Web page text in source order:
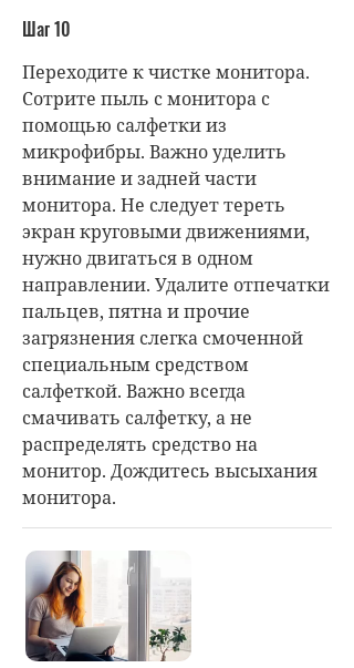
Шаг 10
Переходите к чистке монитора.
Сотрите пыль с монитора с
помощью салфетки из
микрофибры. Важно уделить
внимание и задней части
монитора. Не следует тереть
экран круговыми движениями,
нужно двигаться в одном
направлении. Удалите отпечатки
пальцев, пятна и прочие
загрязнения слегка смоченной
специальным средством
салфеткой. Важно всегда
смачивать салфетку, а не
распределять средство на
монитор. Дождитесь высыхания
монитора.